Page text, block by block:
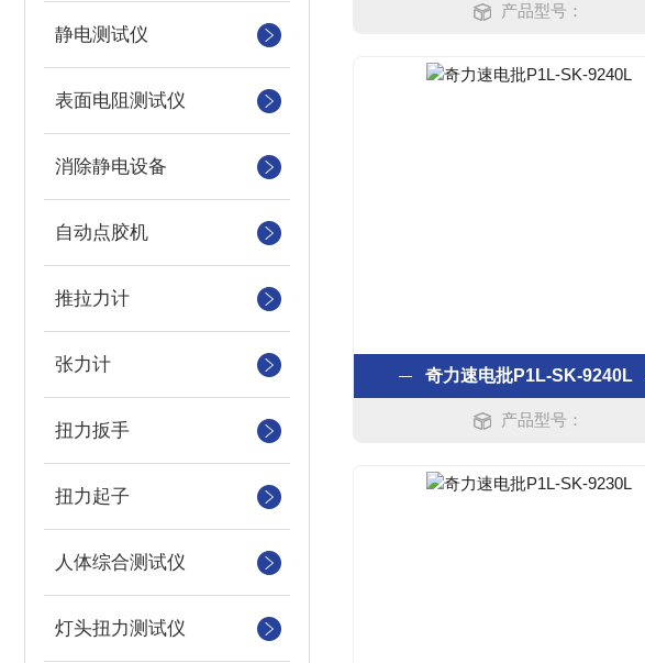
静电测试仪
表面电阻测试仪
消除静电设备
自动点胶机
推拉力计
张力计
扭力扳手
扭力起子
人体综合测试仪
灯头扭力测试仪
产品型号：
奇力速电批P1L-SK-9240L
产品型号：